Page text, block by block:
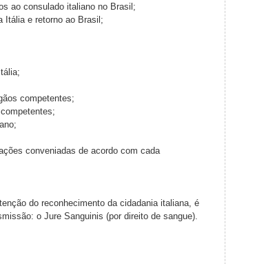
ao consulado italiano no Brasil;
Itália e retorno ao Brasil;
competentes;
conveniadas de acordo com cada
do reconhecimento da cidadania italiana, é
o Jure Sanguinis (por direito de sangue).